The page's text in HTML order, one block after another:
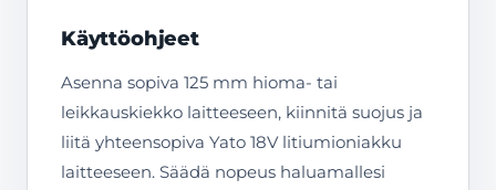
Käyttöohjeet
Asenna sopiva 125 mm hioma- tai
leikkauskiekko laitteeseen, kiinnitä suojus ja
liitä yhteensopiva Yato 18V litiumioniakku
laitteeseen. Säädä nopeus haluamallesi